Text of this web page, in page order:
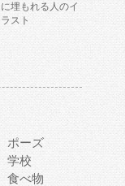
に埋もれる人のイ
ラスト
ポーズ
学校
食べ物